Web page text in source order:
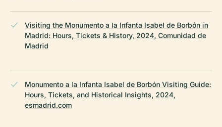
Visiting the Monumento a la Infanta Isabel de Borbón in
Madrid: Hours, Tickets & History, 2024, Comunidad de
Madrid
Monumento a la Infanta Isabel de Borbón Visiting Guide:
Hours, Tickets, and Historical Insights, 2024,
esmadrid.com